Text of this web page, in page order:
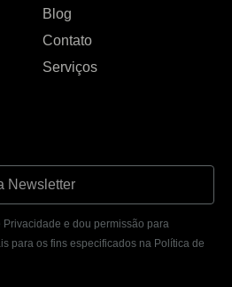
Blog
Contato
Serviços
e dou permissão para
para os fins especificados na Política de